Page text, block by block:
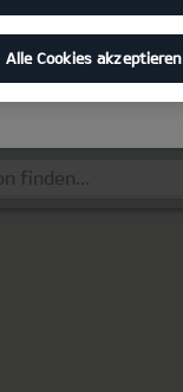
Alle Cookies akzeptieren